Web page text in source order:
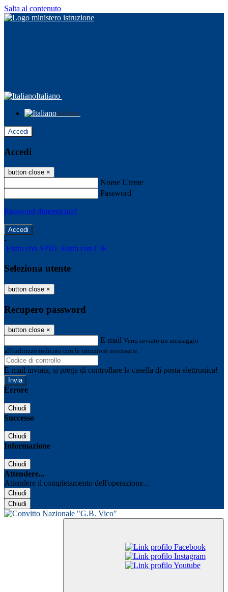
Salta al contenuto
Italiano
Italiano
Accedi
Accedi
button close ×
Nome Utente
Password
Password dimenticata?
-
Entra con SPID Entra con CIE
Seleziona utente
button close ×
Recupero password
button close ×
E-mail Verrà inviato un messaggio
all'indirizzo indicato con le istruzioni necessarie.
E-mail inviata, si prega di controllare la casella di posta elettronica!
Errore
Chiudi
Successo
Chiudi
Informazione
Chiudi
Attendere...
Attendere il completamento dell'operazione...
Chiudi
Chiudi